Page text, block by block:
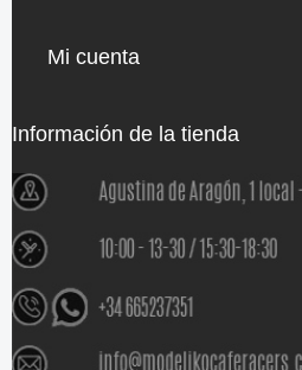
Mi cuenta
Información de la tienda